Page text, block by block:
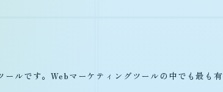
ルです。Webマーケティングツールの中でも最も有